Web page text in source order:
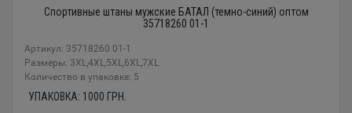
Спортивные штаны мужские БАТАЛ (темно-синий) оптом
35718260 01-1
Артикул: 35718260 01-1
Размеры: 3XL,4XL,5XL,6XL,7XL
Количество в упаковке: 5
УПАКОВКА: 1000 ГРН.